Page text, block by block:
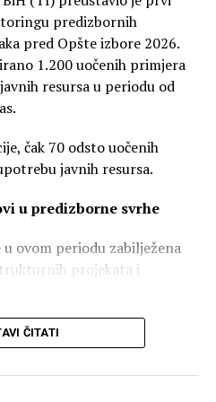
oktobra stupa na
za 50 odsto za učenike
Luka ove godine prvi
rangirane na svim
ovogodišnje kampanje
mjera, među kojima su
oplodnje sa 4.000 na
zahtjevu.
za društevne
administracije.
Pravo na ovu podršku
predizbornih
pred Opšte izbore 2026.
1.200 uočenih primjera
resursa u periodu od
čak 70 odsto uočenih
javnih resursa.
u predizborne svrhe
u ovom periodu zabilježena
projekata i
završenih javnih
dok je vrijednost
miliona maraka.
ČITATI